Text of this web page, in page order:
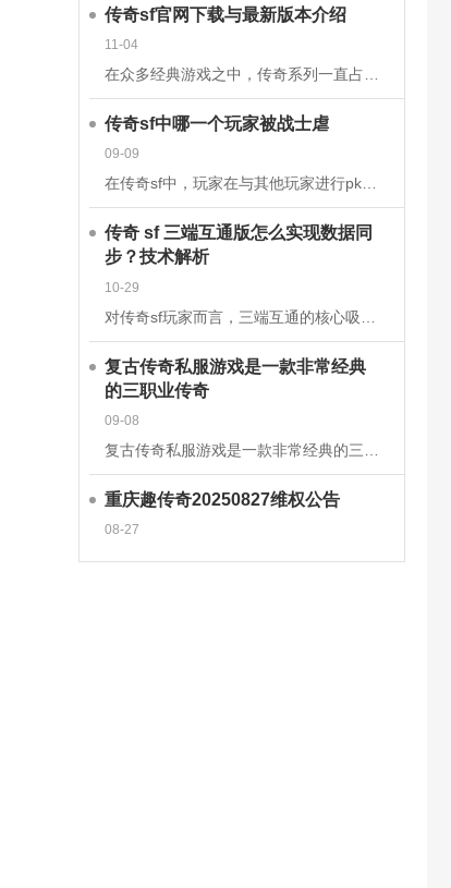
传奇sf官网下载与最新版本介绍
11-04
传奇sf中哪一个玩家被战士虐
09-09
在传奇sf中，玩家在与其他玩家进行pk时，有时会被对方的技能击中，也有时会被对方战士击杀。虽然战士在游戏前期，在技能上没有法师给力，但是战士有绝对的优势，特别是战士的防御和血量，完全可以抵挡住对方的伤
传奇 sf 三端互通版怎么实现数据同
步？技术解析
10-29
复古传奇私服游戏是一款非常经典
的三职业传奇
09-08
重庆趣传奇20250827维权公告
08-27